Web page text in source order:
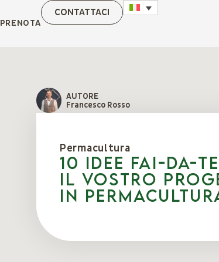
PRENOTA
CONTATTACI
AUTORE
Francesco Rosso
Permacultura
10 idee fai-da-
il vostro
in